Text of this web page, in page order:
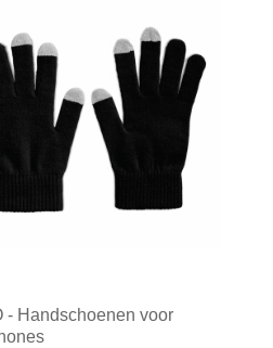
- Handschoenen voor